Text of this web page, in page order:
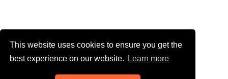
This website uses cookies to ensure you get the
best experience on our website.
Learn more